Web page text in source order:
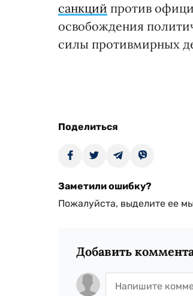
санкций против
освобождения
силы противмирных
Поделиться
Заметили ошибку?
Пожалуйста, выделите ее
Добавить